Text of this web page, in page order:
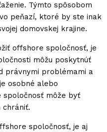
Týmto spôsobom
peňazí, ktoré by ste inak
domovskej krajine.
offshore spoločnosť, je
môžu poskytnúť
právnymi problémami a
osobné alebo
spoločnosť môže byť
chrániť.
spoločnosť, je aj